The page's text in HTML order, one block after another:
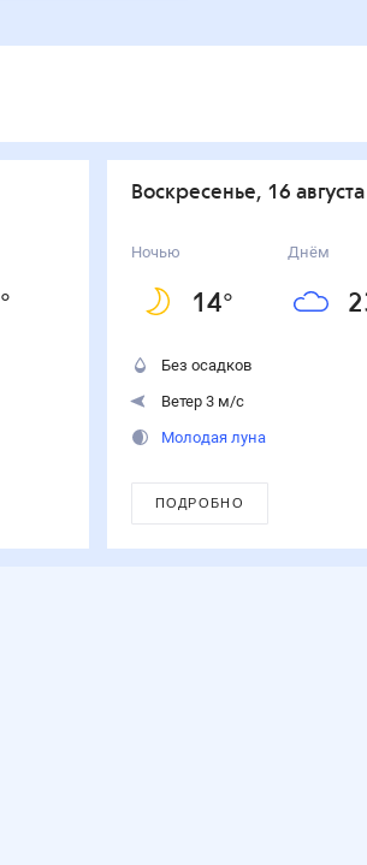
°
воскресенье, 16 августа
Ночью
14°
Днём
Без осадков
Ветер 3 м/с
Молодая луна
ПОДРОБНО